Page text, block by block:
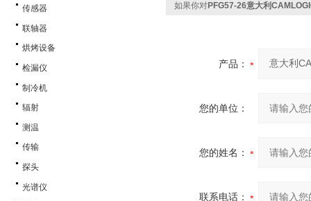
传感器
联轴器
烘烤设备
检漏仪
制冷机
辐射
测温
传输
探头
光谱仪
如果你对PFG57-26意大利
产品：
您的单位：
您的姓名：
联系电话：